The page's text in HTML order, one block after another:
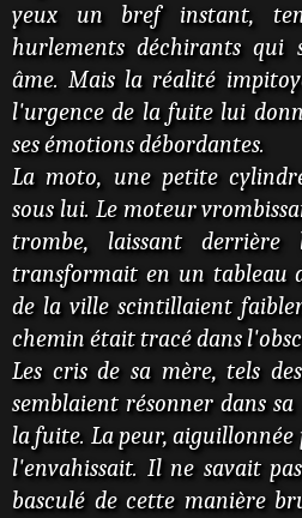
yeux un bref instant,
hurlements déchirants qui
âme. Mais la réalité
l'urgence de la fuite lui
ses émotions débordantes.
La moto, une petite
sous lui. Le moteur
trombe, laissant
transformait en un tableau
de la ville scintillaient
chemin était tracé dans
Les cris de sa mère, tels
semblaient résonner dans
la fuite. La peur,
l'envahissait. Il ne savait
basculé de cette manière